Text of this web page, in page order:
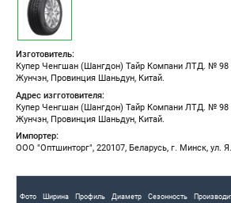
Изготовитель:
Купер Ченгшан (Шангдон) Тайр Компани ЛТД. № 98
Жунчэн, Провинция Шаньдун, Китай.
Адрес изгготовителя:
Купер Ченгшан (Шангдон) Тайр Компани ЛТД. № 98
Жунчэн, Провинция Шаньдун, Китай.
Импортер:
ООО "Оптшинторг", 220107, Беларусь, г. Минск, ул.
Фото Ширина Профиль Диаметр Сезонность